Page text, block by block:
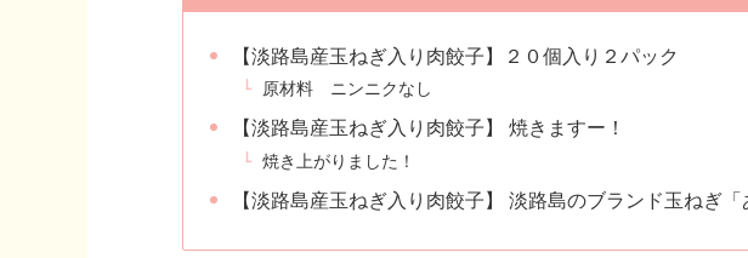
【淡路島産玉ねぎ入り肉餃子】２０個入り２パック
原材料 ニンニクなし
【淡路島産玉ねぎ入り肉餃子】 焼きますー！
焼き上がりました！
【淡路島産玉ねぎ入り肉餃子】 淡路島のブランド玉ねぎ「